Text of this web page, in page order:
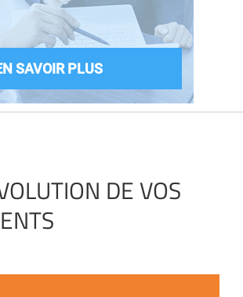
SAVOIR PLUS
DE VOS